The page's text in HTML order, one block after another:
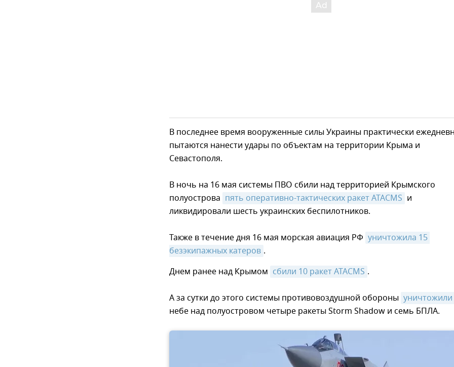
В последнее время вооруженные силы Украины практически
пытаются нанести удары по объектам на территории Крыма и
Севастополя.
В ночь на 16 мая системы ПВО сбили над территорией Крымского
полуострова пять оперативно-тактических ракет ATAСMS и
ликвидировали шесть украинских беспилотников.
Также в течение дня 16 мая морская авиация РФ уничтожила 15
безэкипажных катеров .
Днем ранее над Крымом сбили 10 ракет ATAСMS .
А за сутки до этого системы противовоздушной обороны уничтожили
небе над полуостровом четыре ракеты Storm Shadow и семь БПЛА.